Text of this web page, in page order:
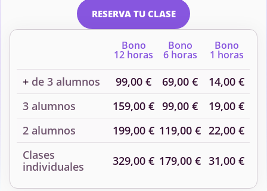
RESERVA TU CLASE
Bono
12 horas
Bono
6 horas
Bono
1 horas
+ de 3 alumnos 99,00 € 69,00 €
14,00 €
3 alumnos
159,00 € 99,00 €
19,00 €
2 alumnos
199,00 € 119,00 € 22,00 €
Clases
individuales
329,00 € 179,00 € 31,00 €